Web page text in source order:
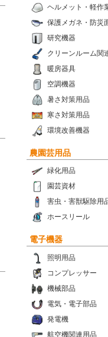
ヘルメット・軽作
保護メガネ・防災
研究機器
クリーンルーム関
暖房器具
空調機器
暑さ対策用品
寒さ対策用品
環境改善機器
農園芸用品
緑化用品
園芸資材
害虫・害獣駆除用
ホースリール
電子機器
照明用品
コンプレッサー
機械部品
電気・電子部品
発電機
航空機関連用品